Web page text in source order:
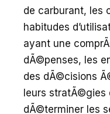
de carburant, les
habitudes
ayant une
dÃ©penses, les
des dÃ©cisions
leurs stratÃ©gies
dÃ©terminer les